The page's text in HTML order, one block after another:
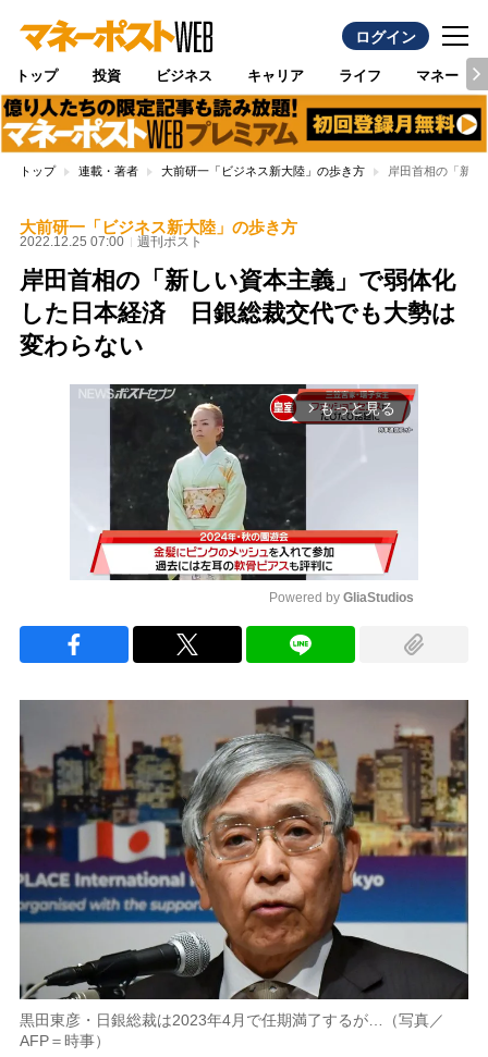
ログイン
トップ 投資 ビジネス キャリア ライフ マネー
トップ 連載・著者 大前研一「ビジネス新大陸」の歩き方 岸田首相の「新
大前研一「ビジネス新大陸」の歩き方
2022.12.25 07:00 週刊ポスト
岸田首相の「新しい資本主義」で弱体化
した日本経済 日銀総裁交代でも大勢は
変わらない
arrow_forward_ios もっと見る
Powered by GliaStudios
黒田東彦・日銀総裁は2023年4月で任期満了するが…（写真／
AFP＝時事）